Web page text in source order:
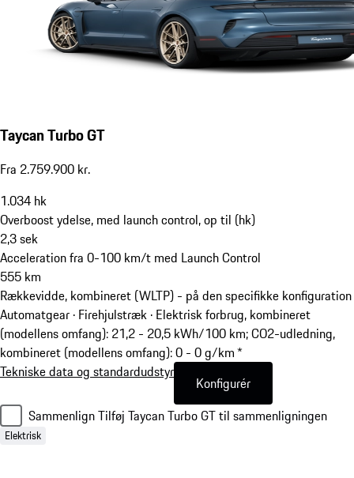
Taycan Turbo GT
Fra 2.759.900 kr.
1.034 hk
Overboost ydelse, med launch control, op til (hk)
2,3sek
Acceleration fra 0-100 km/t med Launch Control
555 km
Rækkevidde, kombineret (WLTP) - på den specifikke konfiguration
Automatgear · Firehjulstræk · Elektrisk forbrug, kombineret
(modellens omfang): 21,2 - 20,5 kWh/100 km; CO2-udledning,
kombineret (modellens omfang): 0 - 0 g/km *
Tekniske data og standardudstyr
Konfigurér
SammenlignTilføj Taycan Turbo GT til sammenligningen
Elektrisk